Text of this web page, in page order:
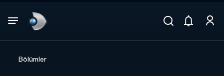
Bölümler